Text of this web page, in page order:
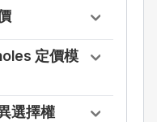
定價模
選擇權